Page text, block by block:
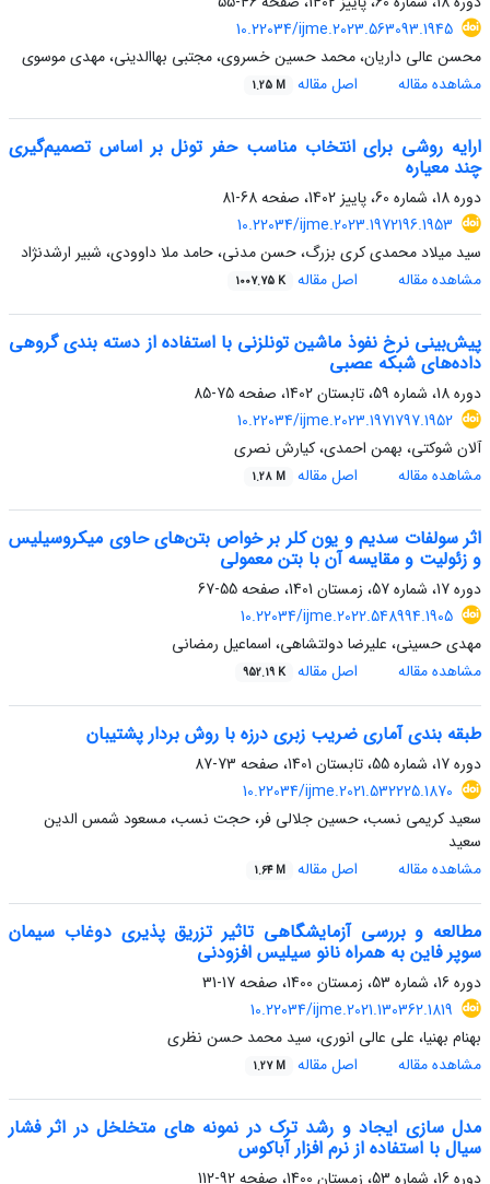
10.22034/ijme.2023.563093.1945
محسن عالی داریان، محمد حسین خسروی، مجتبی بهاالدینی، مهدی موسوی
مشاهده مقاله
اصل مقاله 1.25 M
ارایه‌ روشی برای انتخاب مناسب حفر تونل بر اساس تصمیم‌گیری
چند معیاره
دوره 18، شماره 60، پاییز 1402، صفحه
68-81
10.22034/ijme.2023.1972196.1953
سید میلاد محمدی کری بزرگ، حسن مدنی، حامد ملا داوودی، شبیر ارشدنژاد
مشاهده مقاله
اصل مقاله 1007.75 K
پیش‌بینی نرخ نفوذ ماشین تونلزنی با استفاده از دسته بندی گروهی
داده‌های شبکه عصبی
دوره 18، شماره 59، تابستان 1402، صفحه
75-85
10.22034/ijme.2023.1971797.1952
آلان شوکتی، بهمن احمدی، کیارش نصری
مشاهده مقاله
اصل مقاله 1.28 M
اثر سولفات سدیم و یون کلر بر خواص بتن‌های حاوی میکروسیلیس
و زئولیت و مقایسه آن با بتن معمولی
دوره 17، شماره 57، زمستان 1401، صفحه
55-67
10.22034/ijme.2022.548994.1905
مهدی حسینی، علیرضا دولتشاهی، اسماعیل رمضانی
مشاهده مقاله
اصل مقاله 952.19 K
طبقه بندی آماری ضریب زبری درزه با روش بردار پشتیبان
دوره 17، شماره 55، تابستان 1401، صفحه
73-87
10.22034/ijme.2021.532225.1870
سعید کریمی نسب، حسین جلالی فر، حجت نسب، مسعود شمس الدین
سعید
مشاهده مقاله
اصل مقاله 1.64 M
مطالعه و بررسی آزمایشگاهی تاثیر تزریق پذیری دوغاب سیمان
سوپر فاین به همراه نانو سیلیس افزودنی
دوره 16، شماره 53، زمستان 1400، صفحه
17-31
10.22034/ijme.2021.130362.1819
بهنام بهنیا، علی عالی انوری، سید محمد حسن نظری
مشاهده مقاله
اصل مقاله 1.27 M
مدل سازی ایجاد و رشد ترک در نمونه های متخلخل در اثر فشار
سیال با استفاده از نرم افزار آباکوس
دوره 16، شماره 53، زمستان 1400، صفحه
92-112